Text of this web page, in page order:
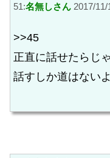
51:名無しさん 2017/
>>45
正直に話せたらじ
話すしか道はないよ